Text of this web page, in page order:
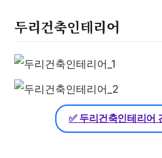
두리건축인테리어
✅ 두리건축인테리어